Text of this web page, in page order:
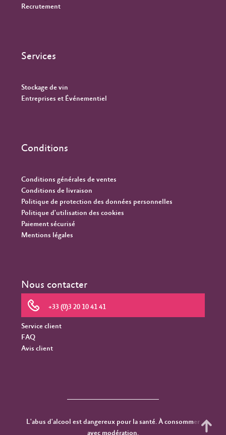
Recrutement
Services
Stockage de vin
Entreprises et Événementiel
Conditions
Conditions générales de ventes
Conditions de livraison
Politique de protection des données personnelles
Politique d'utilisation des cookies
Paiement sécurisé
Mentions légales
Nous contacter
+33 (0)3 20 10 41 41
Service client
FAQ
Avis client
L'abus d'alcool est dangereux pour la santé. À consommer
avec modération.